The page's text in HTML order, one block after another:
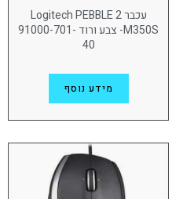
עכבר Logitech PEBBLE 2
M350S- צבע ורוד 91000-701-
40
מידע נוסף